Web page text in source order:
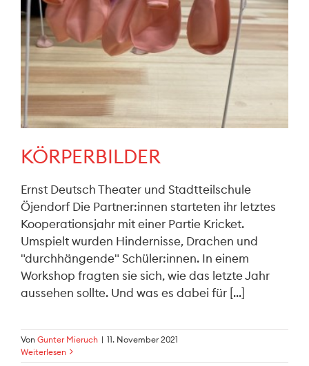
KÖRPERBILDER
Ernst Deutsch Theater und Stadtteilschule
Öjendorf Die Partner:innen starteten ihr letztes
Kooperationsjahr mit einer Partie Kricket.
Umspielt wurden Hindernisse, Drachen und
"durchhängende" Schüler:innen. In einem
Workshop fragten sie sich, wie das letzte Jahr
aussehen sollte. Und was es dabei für [...]
Von Gunter Mieruch | 11. November 2021
Weiterlesen